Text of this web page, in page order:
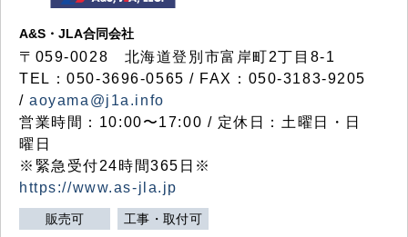
A&S・JLA合同会社
〒 059-0028 北海道登別市富岸町2丁目 8-1
TEL：050-3696-0565 / FAX：050-3183-9205
/aoyama@j1a.info
営業時間：10:00〜17:00 / 定休日：土曜日・日
曜日
※緊急受付24時間365日※
https://www.as-jla.jp
販売可 工事・取付可